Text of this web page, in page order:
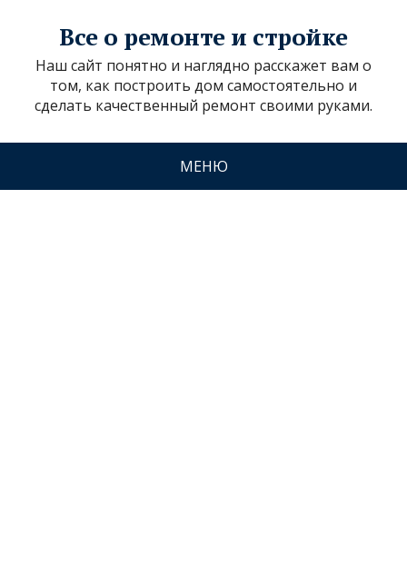
Все о ремонте и стройке
Наш сайт понятно и наглядно расскажет вам о
том, как построить дом самостоятельно и
сделать качественный ремонт своими руками.
МЕНЮ